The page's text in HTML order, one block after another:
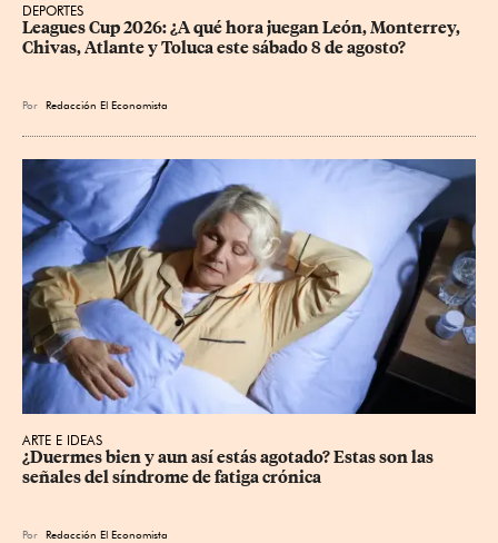
DEPORTES
Leagues Cup 2026: ¿A qué hora juegan León, Monterrey,
Chivas, Atlante y Toluca este sábado 8 de agosto?
Por Redacción El Economista
ARTE E IDEAS
¿Duermes bien y aun así estás agotado? Estas son las
señales del síndrome de fatiga crónica
Por Redacción El Economista